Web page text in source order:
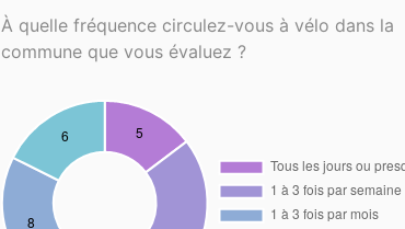
À quelle fréquence circulez-vous à vélo dans la
commune que vous évaluez ?